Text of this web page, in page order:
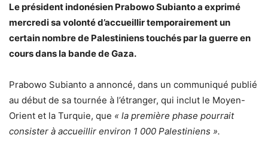
Le président indonésien Prabowo Subianto a exprimé
mercredi sa volonté d’accueillir temporairement un
certain nombre de Palestiniens touchés par la guerre en
cours dans la bande de Gaza.
Prabowo Subianto a annoncé, dans un communiqué publié
au début de sa tournée à l’étranger, qui inclut le Moyen-
Orient et la Turquie, que « la première phase pourrait
consister à accueillir environ 1 000 Palestiniens ».